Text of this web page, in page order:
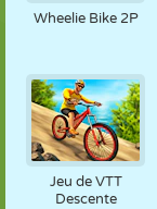
FILLES
MARIONNETTES
Wheelie Bike 2P
Jeu de VTT
Descente